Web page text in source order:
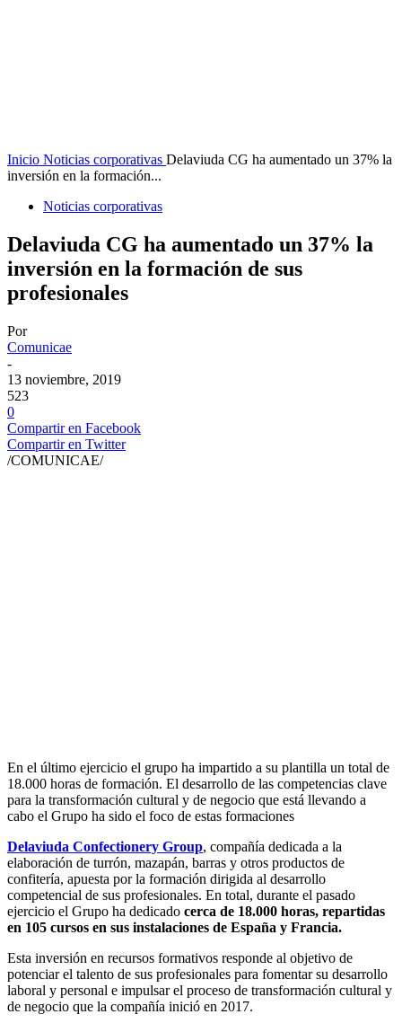
Inicio Noticias corporativas Delaviuda CG ha aumentado un 37% la
inversión en la formación...
Noticias corporativas
Delaviuda CG ha aumentado un 37% la
inversión en la formación de sus
profesionales
Por
Comunicae
-
13 noviembre, 2019
523
0
Compartir en Facebook
Compartir en Twitter
/COMUNICAE/
En el último ejercicio el grupo ha impartido a su plantilla un total de
18.000 horas de formación. El desarrollo de las competencias clave
para la transformación cultural y de negocio que está llevando a
cabo el Grupo ha sido el foco de estas formaciones
Delaviuda Confectionery Group, compañía dedicada a la
elaboración de turrón, mazapán, barras y otros productos de
confitería, apuesta por la formación dirigida al desarrollo
competencial de sus profesionales. En total, durante el pasado
ejercicio el Grupo ha dedicado cerca de 18.000 horas, repartidas
en 105 cursos en sus instalaciones de España y Francia.
Esta inversión en recursos formativos responde al objetivo de
potenciar el talento de sus profesionales para fomentar su desarrollo
laboral y personal e impulsar el proceso de transformación cultural y
de negocio que la compañía inició en 2017.